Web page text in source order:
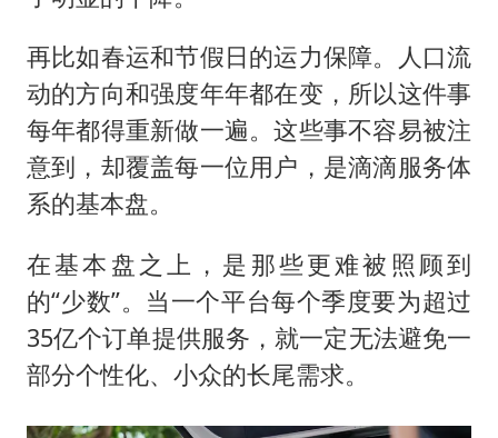
再比如春运和节假日的运力保障。人口流
动的方向和强度年年都在变，所以这件事
每年都得重新做一遍。这些事不容易被注
意到，却覆盖每一位用户，是滴滴服务体
系的基本盘。
在基本盘之上，是那些更难被照顾到
的“少数”。当一个平台每个季度要为超过
35亿个订单提供服务，就一定无法避免一
部分个性化、小众的长尾需求。